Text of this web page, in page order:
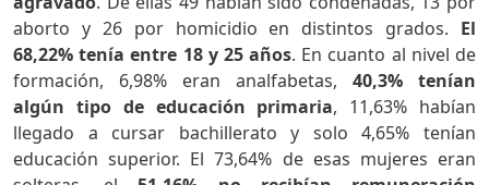
aborto y 26 por homicidio en distintos grados. El
68,22% tenía entre 18 y 25 años. En cuanto al nivel de
formación, 6,98% eran analfabetas, 40,3% tenían
algún tipo de educación primaria, 11,63% habían
llegado a cursar bachillerato y solo 4,65% tenían
educación superior. El 73,64% de esas mujeres eran